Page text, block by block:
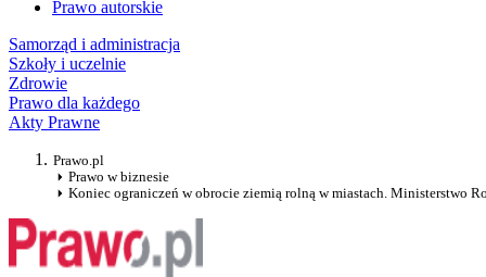
Prawo autorskie
Samorząd i administracja
Szkoły i uczelnie
Zdrowie
Prawo dla każdego
Akty Prawne
Prawo.pl
Prawo w biznesie
Koniec ograniczeń w obrocie ziemią rolną w miastach. Ministerstwo